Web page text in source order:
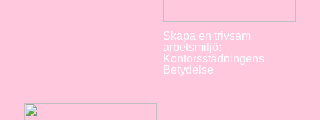
Skapa en trivsam
arbetsmiljö:
Kontorsstädningens
Betydelse